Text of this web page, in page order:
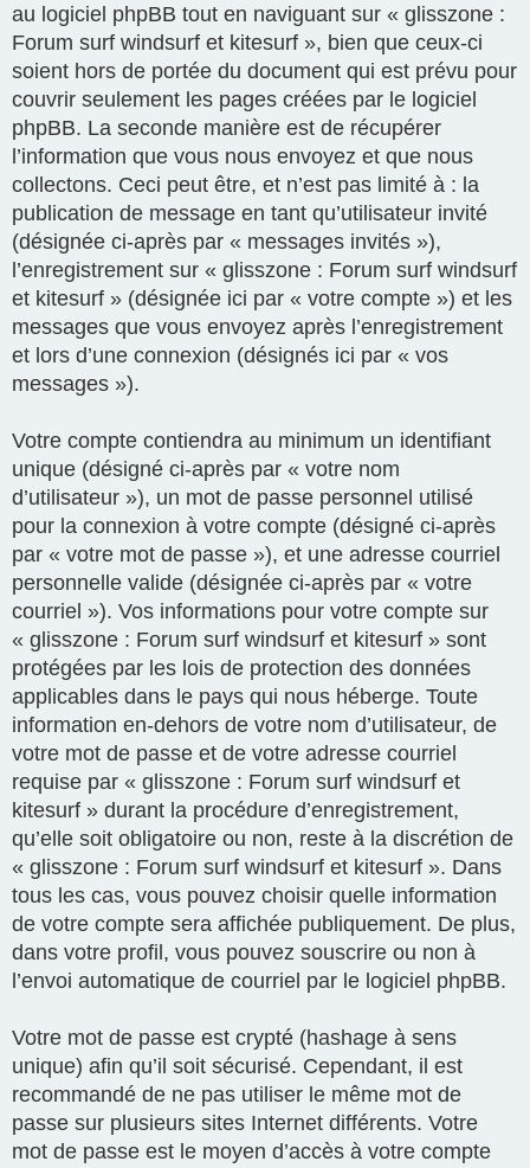
au logiciel phpBB tout en naviguant sur « glisszone :
Forum surf windsurf et kitesurf », bien que ceux-ci
soient hors de portée du document qui est prévu pour
couvrir seulement les pages créées par le logiciel
phpBB. La seconde manière est de récupérer
l’information que vous nous envoyez et que nous
collectons. Ceci peut être, et n’est pas limité à : la
publication de message en tant qu’utilisateur invité
(désignée ci-après par « messages invités »),
l’enregistrement sur « glisszone : Forum surf windsurf
et kitesurf » (désignée ici par « votre compte ») et les
messages que vous envoyez après l’enregistrement
et lors d’une connexion (désignés ici par « vos
messages »).
Votre compte contiendra au minimum un identifiant
unique (désigné ci-après par « votre nom
d’utilisateur »), un mot de passe personnel utilisé
pour la connexion à votre compte (désigné ci-après
par « votre mot de passe »), et une adresse courriel
personnelle valide (désignée ci-après par « votre
courriel »). Vos informations pour votre compte sur
« glisszone : Forum surf windsurf et kitesurf » sont
protégées par les lois de protection des données
applicables dans le pays qui nous héberge. Toute
information en-dehors de votre nom d’utilisateur, de
votre mot de passe et de votre adresse courriel
requise par « glisszone : Forum surf windsurf et
kitesurf » durant la procédure d’enregistrement,
qu’elle soit obligatoire ou non, reste à la discrétion de
« glisszone : Forum surf windsurf et kitesurf ». Dans
tous les cas, vous pouvez choisir quelle information
de votre compte sera affichée publiquement. De plus,
dans votre profil, vous pouvez souscrire ou non à
l’envoi automatique de courriel par le logiciel phpBB.
Votre mot de passe est crypté (hashage à sens
unique) afin qu’il soit sécurisé. Cependant, il est
recommandé de ne pas utiliser le même mot de
passe sur plusieurs sites Internet différents. Votre
mot de passe est le moyen d’accès à votre compte